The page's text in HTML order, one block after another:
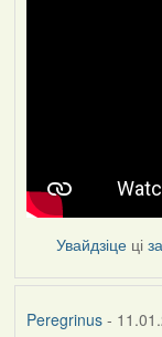
Увайдзіце ці
Peregrinus-